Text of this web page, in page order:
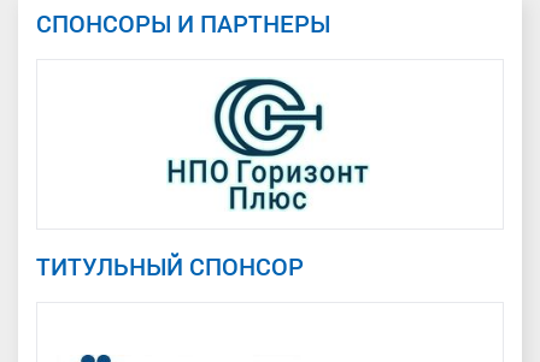
СПОНСОРЫ И ПАРТНЕРЫ
ТИТУЛЬНЫЙ СПОНСОР